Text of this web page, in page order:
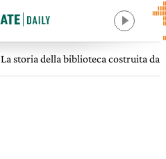
La storia della biblioteca costruita da